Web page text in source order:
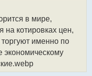
в мире,
на котировках цен,
именно по
экономическому